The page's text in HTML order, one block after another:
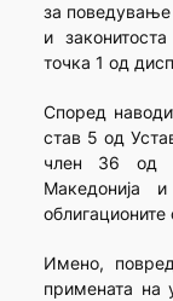
за поведување
и
точка 1 од
Според
став 5 од
член 36 од
облигационите
Имено,
примената на